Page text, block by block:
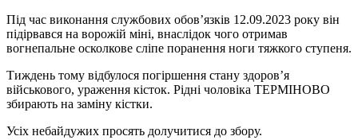
Під час виконання службових обовʼязків 12.09.2023 року він
підірвався на ворожій міні, внаслідок чого отримав
вогнепальне осколкове сліпе поранення ноги тяжкого ступеня.
Тиждень тому відбулося погіршення стану здоров’я
військового, ураження кісток. Рідні чоловіка ТЕРМІНОВО
збирають на заміну кістки.
Усіх небайдужих просять долучитися до збору.